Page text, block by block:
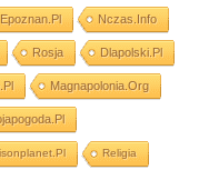
Epoznan.pl Nczas.info
Rosja Dlapolski.pl
Magnapolonia.org
Religia